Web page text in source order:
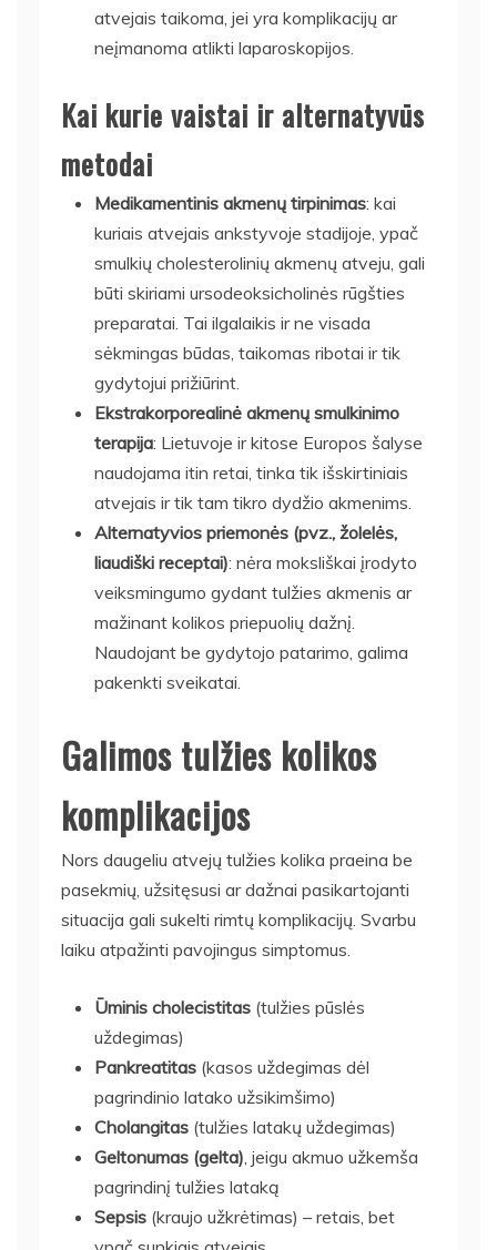
atvejais taikoma, jei yra komplikacijų ar
neįmanoma atlikti laparoskopijos.
Kai kurie vaistai ir alternatyvūs
metodai
Medikamentinis akmenų tirpinimas: kai
kuriais atvejais ankstyvoje stadijoje, ypač
smulkių cholesterolinių akmenų atveju, gali
būti skiriami ursodeoksicholinės rūgšties
preparatai. Tai ilgalaikis ir ne visada
sėkmingas būdas, taikomas ribotai ir tik
gydytojui prižiūrint.
Ekstrakorporealinė akmenų smulkinimo
terapija: Lietuvoje ir kitose Europos šalyse
naudojama itin retai, tinka tik išskirtiniais
atvejais ir tik tam tikro dydžio akmenims.
Alternatyvios priemonės (pvz., žolelės,
liaudiški receptai): nėra moksliškai įrodyto
veiksmingumo gydant tulžies akmenis ar
mažinant kolikos priepuolių dažnį.
Naudojant be gydytojo patarimo, galima
pakenkti sveikatai.
Galimos tulžies kolikos
komplikacijos
Nors daugeliu atvejų tulžies kolika praeina be
pasekmių, užsitęsusi ar dažnai pasikartojanti
situacija gali sukelti rimtų komplikacijų. Svarbu
laiku atpažinti pavojingus simptomus.
Ūminis cholecistitas (tulžies pūslės
uždegimas)
Pankreatitas (kasos uždegimas dėl
pagrindinio latako užsikimšimo)
Cholangitas (tulžies latakų uždegimas)
Geltonumas (gelta) , jeigu akmuo užkemša
pagrindinį tulžies lataką
Sepsis (kraujo užkrėtimas) – retais, bet